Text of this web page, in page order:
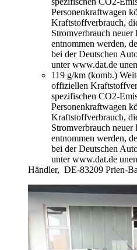
Personenkraftwagen
Kraftstoffverbrauch,
Stromverbrauch neuer
entnommen werden,
bei der Deutschen
unter www.dat.de
119 g/km (komb.)
offiziellen
spezifischen CO2-
Personenkraftwagen
Kraftstoffverbrauch,
Stromverbrauch neuer
entnommen werden,
bei der Deutschen
unter www.dat.de
Händler, DE-83209 Prien-